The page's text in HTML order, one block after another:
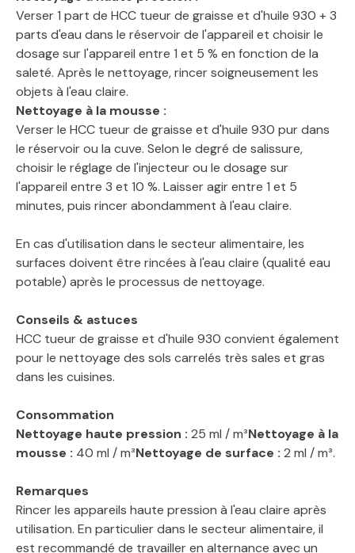
Verser 1 part de HCC tueur de graisse et d'huile 930 + 3
parts d'eau dans le réservoir de l'appareil et choisir le
dosage sur l'appareil entre 1 et 5 % en fonction de la
saleté. Après le nettoyage, rincer soigneusement les
objets à l'eau claire.
Nettoyage à la mousse :
Verser le HCC tueur de graisse et d'huile 930 pur dans
le réservoir ou la cuve. Selon le degré de salissure,
choisir le réglage de l'injecteur ou le dosage sur
l'appareil entre 3 et 10 %. Laisser agir entre 1 et 5
minutes, puis rincer abondamment à l'eau claire.
En cas d'utilisation dans le secteur alimentaire, les
surfaces doivent être rincées à l'eau claire (qualité eau
potable) après le processus de nettoyage.
Conseils & astuces
HCC tueur de graisse et d'huile 930 convient également
pour le nettoyage des sols carrelés très sales et gras
dans les cuisines.
Consommation
Nettoyage haute pression : 25 ml / m³Nettoyage à la
mousse : 40 ml / m³Nettoyage de surface : 2 ml / m³.
Remarques
Rincer les appareils haute pression à l'eau claire après
utilisation. En particulier dans le secteur alimentaire, il
est recommandé de travailler en alternance avec un